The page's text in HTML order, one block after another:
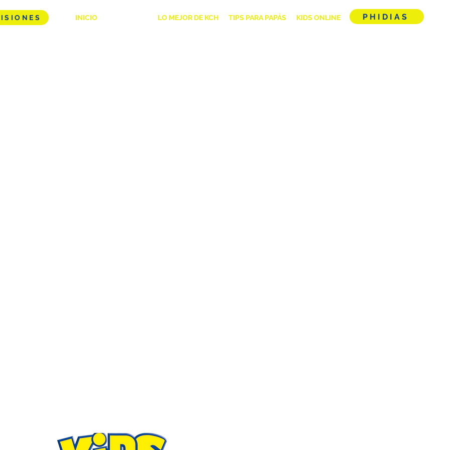
INICIO LO MEJOR DE KCH TIPS PARA PAPÁS KIDS ONLINE PHIDIAS